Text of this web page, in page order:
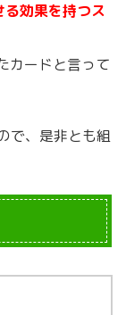
効果を持つス
カードと言って
で、是非とも組